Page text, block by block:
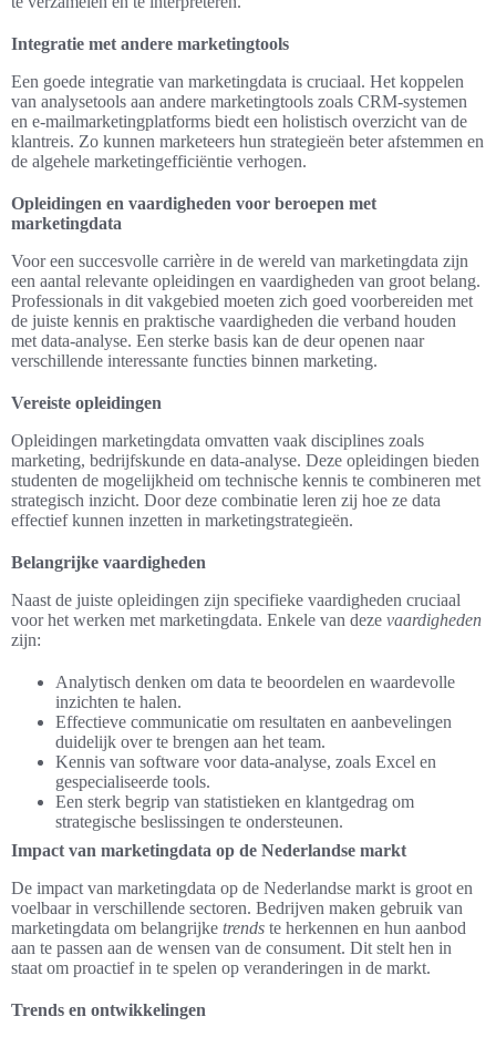
Integratie met andere marketingtools
Een goede integratie van marketingdata is cruciaal. Het koppelen
van analysetools aan andere marketingtools zoals CRM-systemen
en e-mailmarketingplatforms biedt een holistisch overzicht van de
klantreis. Zo kunnen marketeers hun strategieën beter afstemmen en
de algehele marketingefficiëntie verhogen.
Opleidingen en vaardigheden voor beroepen met
marketingdata
Voor een succesvolle carrière in de wereld van marketingdata zijn
een aantal relevante opleidingen en vaardigheden van groot belang.
Professionals in dit vakgebied moeten zich goed voorbereiden met
de juiste kennis en praktische vaardigheden die verband houden
met data-analyse. Een sterke basis kan de deur openen naar
verschillende interessante functies binnen marketing.
Vereiste opleidingen
Opleidingen marketingdata omvatten vaak disciplines zoals
marketing, bedrijfskunde en data-analyse. Deze opleidingen bieden
studenten de mogelijkheid om technische kennis te combineren met
strategisch inzicht. Door deze combinatie leren zij hoe ze data
effectief kunnen inzetten in marketingstrategieën.
Belangrijke vaardigheden
Naast de juiste opleidingen zijn specifieke vaardigheden cruciaal
voor het werken met marketingdata. Enkele van deze vaardigheden
zijn:
Analytisch denken om data te beoordelen en waardevolle
inzichten te halen.
Effectieve communicatie om resultaten en aanbevelingen
duidelijk over te brengen aan het team.
Kennis van software voor data-analyse, zoals Excel en
gespecialiseerde tools.
Een sterk begrip van statistieken en klantgedrag om
strategische beslissingen te ondersteunen.
Impact van marketingdata op de Nederlandse markt
De impact van marketingdata op de Nederlandse markt is groot en
voelbaar in verschillende sectoren. Bedrijven maken gebruik van
marketingdata om belangrijke trends te herkennen en hun aanbod
aan te passen aan de wensen van de consument. Dit stelt hen in
staat om proactief in te spelen op veranderingen in de markt.
Trends en ontwikkelingen